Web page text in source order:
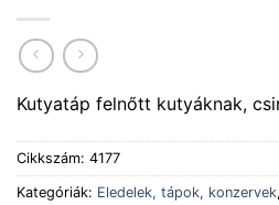
Kutyatáp felnőtt kutyáknak,
Cikkszám: 4177
Kategóriák: Eledelek, tápok, konzervek,